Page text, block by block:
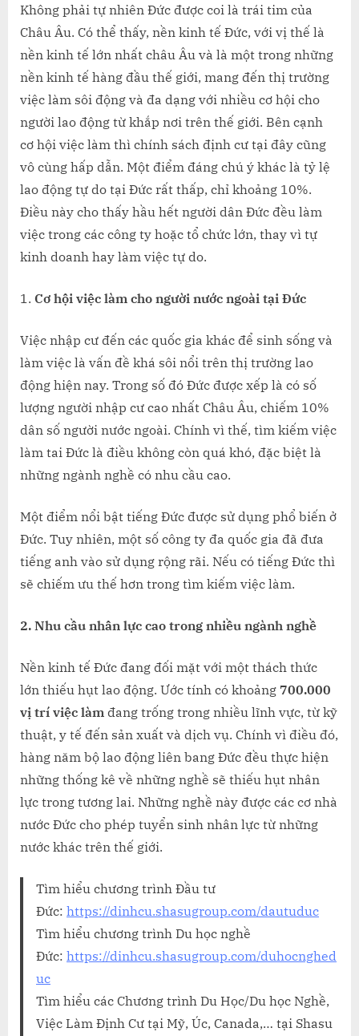
ĐỘNG
ĐỨC
CÓ
GÌ
?
Không phải tự nhiên Đức được coi là trái tim của
Châu Âu. Có thể thấy, nền kinh tế Đức, với vị thế là
nền kinh tế lớn nhất châu Âu và là một trong những
nền kinh tế hàng đầu thế giới, mang đến thị trường
việc làm sôi động và đa dạng với nhiều cơ hội cho
người lao động từ khắp nơi trên thế giới. Bên cạnh
cơ hội việc làm thì chính sách định cư tại đây cũng
vô cùng hấp dẫn. Một điểm đáng chú ý khác là tỷ lệ
lao động tự do tại Đức rất thấp, chỉ khoảng 10%.
Điều này cho thấy hầu hết người dân Đức đều làm
việc trong các công ty hoặc tổ chức lớn, thay vì tự
kinh doanh hay làm việc tự do.
Cơ hội việc làm cho người nước ngoài tại Đức
Việc nhập cư đến các quốc gia khác để sinh sống và
làm việc là vấn đề khá sôi nổi trên thị trường lao
động hiện nay. Trong số đó Đức được xếp là có số
lượng người nhập cư cao nhất Châu Âu, chiếm 10%
dân số người nước ngoài. Chính vì thế, tìm kiếm việc
làm tai Đức là điều không còn quá khó, đặc biệt là
những ngành nghề có nhu cầu cao.
Một điểm nổi bật tiếng Đức được sử dụng phổ biến ở
Đức. Tuy nhiên, một số công ty đa quốc gia đã đưa
tiếng anh vào sử dụng rộng rãi. Nếu có tiếng Đức thì
sẽ chiếm ưu thế hơn trong tìm kiếm việc làm.
2. Nhu cầu nhân lực cao trong nhiều ngành nghề
Nền kinh tế Đức đang đối mặt với một thách thức
lớn thiếu hụt lao động. Ước tính có khoảng 700.000
vị trí việc làm đang trống trong nhiều lĩnh vực, từ kỹ
thuật, y tế đến sản xuất và dịch vụ. Chính vì điều đó,
hàng năm bộ lao động liên bang Đức đều thực hiện
những thống kê về những nghề sẽ thiếu hụt nhân
lực trong tương lai. Những nghề này được các cơ nhà
nước Đức cho phép tuyển sinh nhân lực từ những
nước khác trên thế giới.
Tìm hiểu chương trình Đầu tư
Đức: https://dinhcu.shasugroup.com/dautuduc
Tìm hiểu chương trình Du học nghề
Đức: https://dinhcu.shasugroup.com/duhocnghed
uc
Tìm hiểu các Chương trình Du Học/Du học Nghề,
Việc Làm Định Cư tại Mỹ, Úc, Canada,… tại Shasu